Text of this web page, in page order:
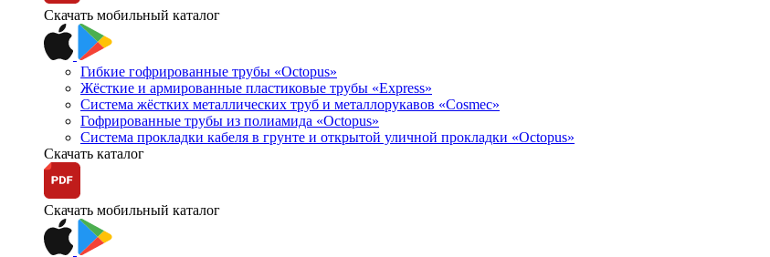
Скачать мобильный каталог
Гибкие гофрированные трубы «Octopus»
Жёсткие и армированные пластиковые трубы «Express»
Система жёстких металлических труб и металлорукавов «Cosmec»
Гофрированные трубы из полиамида «Octopus»
Система прокладки кабеля в грунте и открытой уличной прокладки «Octopus»
Скачать каталог
Скачать мобильный каталог